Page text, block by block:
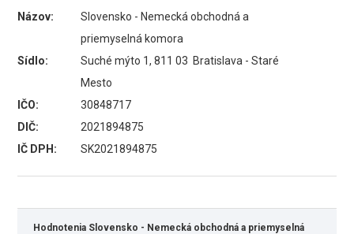
Názov:
Slovensko - Nemecká obchodná a
priemyselná komora
Sídlo:
Suché mýto 1, 811 03 Bratislava - Staré
Mesto
IČO:
30848717
DIČ:
2021894875
IČ DPH:
SK2021894875
Hodnotenia Slovensko - Nemecká obchodná a priemyselná